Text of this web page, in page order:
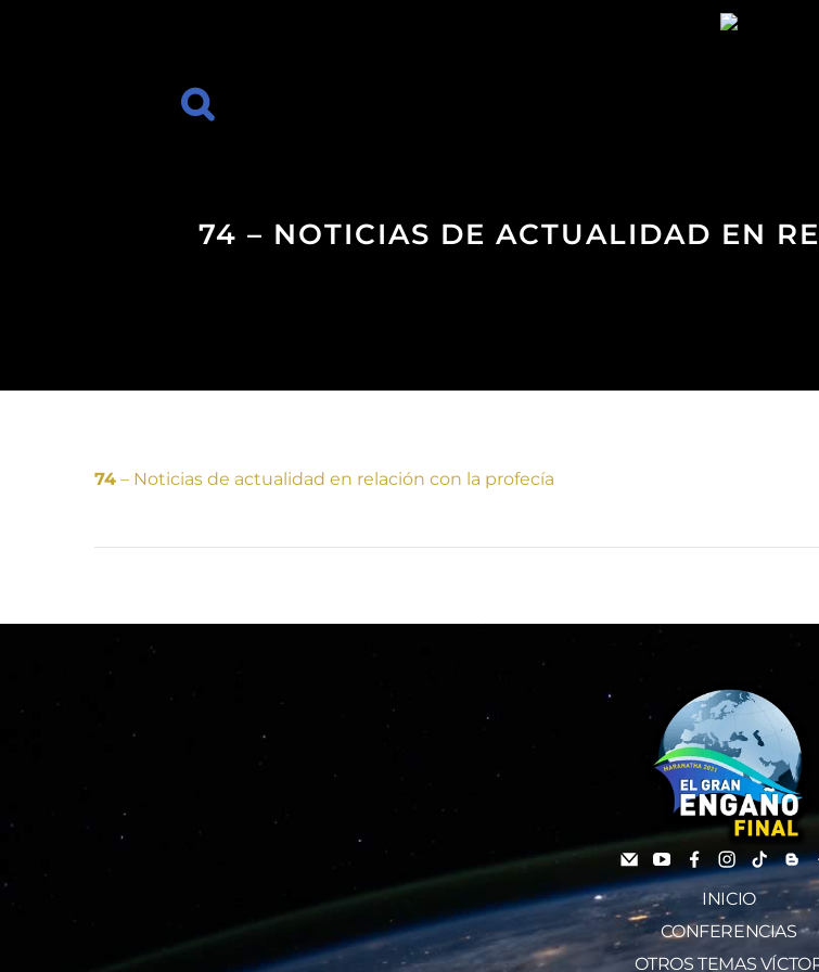
74 – NOTICIAS DE ACTUALIDAD EN
74 – Noticias de actualidad en relación con la profecía
INICIO
CONFERENCIAS
OTROS TEMAS